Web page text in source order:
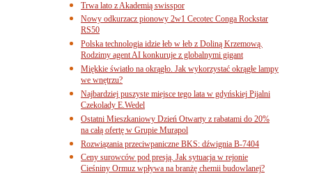
Trwa lato z Akademią swisspor
Nowy odkurzacz pionowy 2w1 Cecotec Conga Rockstar
RS50
Polska technologia idzie łeb w łeb z Doliną Krzemową.
Rodzimy agent AI konkuruje z globalnymi gigant
Miękkie światło na okrągło. Jak wykorzystać okrągłe lampy
we wnętrzu?
Najbardziej puszyste miejsce tego lata w gdyńskiej Pijalni
Czekolady E.Wedel
Ostatni Mieszkaniowy Dzień Otwarty z rabatami do 20%
na całą ofertę w Grupie Murapol
Rozwiązania przeciwpaniczne BKS: dźwignia B-7404
Ceny surowców pod presją. Jak sytuacja w rejonie
Cieśniny Ormuz wpływa na branżę chemii budowlanej?